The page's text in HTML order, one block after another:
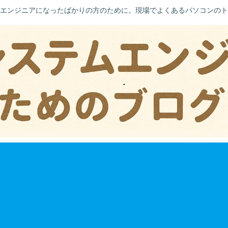
ンジニアになったばかりの方のために。現場でよくあるパソコンの